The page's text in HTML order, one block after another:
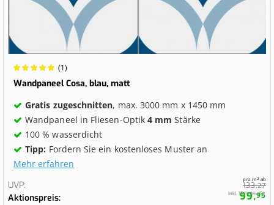
Wertung:
100%
(1)
Wandpaneel Cosa, blau, matt
Gratis zugeschnitten, max. 3000 mm x 1450 mm
Wandpaneel in Fliesen-Optik4 mm Stärke
100 % wasserdicht
Tipp: Fordern Sie ein kostenloses Muster an
Mehr erfahren
UVP
133,27
Aktionspreis
pro m² ab
99,95
Inkl. 19 % MwSt.